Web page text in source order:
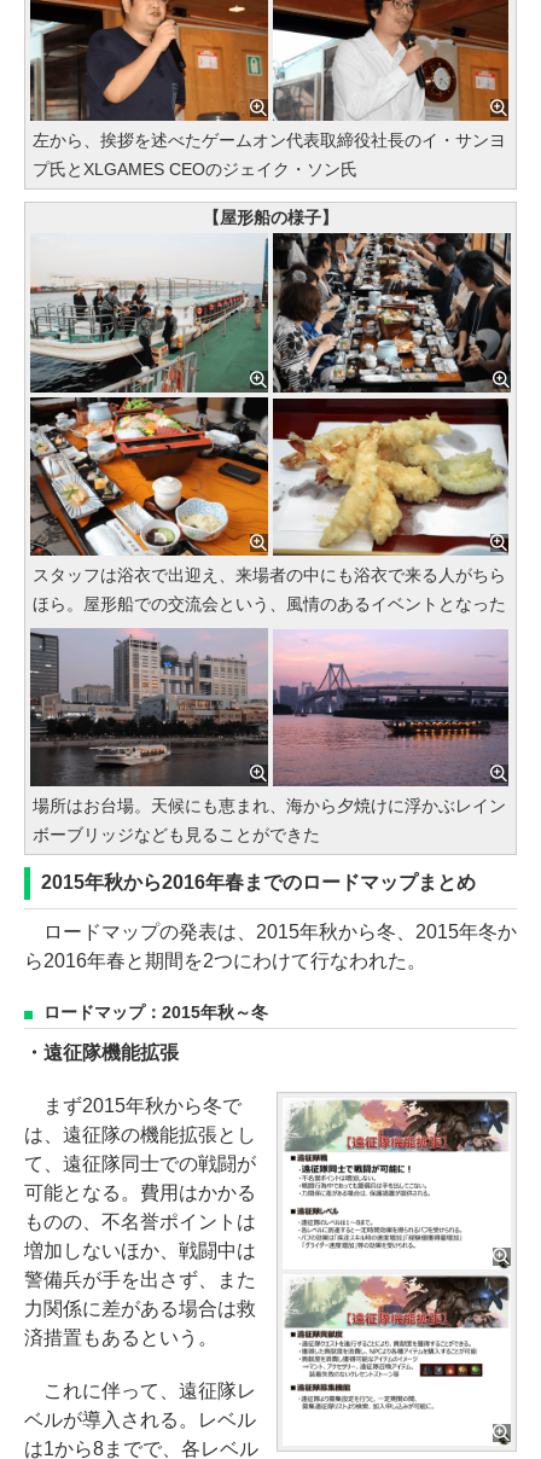
左から、挨拶を述べたゲームオン代表取締役社長のイ・サンヨ
プ氏とXLGAMES CEOのジェイク・ソン氏
【屋形船の様子】
スタッフは浴衣で出迎え、来場者の中にも浴衣で来る人がちら
ほら。屋形船での交流会という、風情のあるイベントとなった
場所はお台場。天候にも恵まれ、海から夕焼けに浮かぶレイン
ボーブリッジなども見ることができた
2015年秋から2016年春までのロードマップまとめ
ロードマップの発表は、2015年秋から冬、2015年冬か
ら2016年春と期間を2つにわけて行なわれた。
ロードマップ：2015年秋～冬
・遠征隊機能拡張
まず2015年秋から冬で
は、遠征隊の機能拡張とし
て、遠征隊同士での戦闘が
可能となる。費用はかかる
ものの、不名誉ポイントは
増加しないほか、戦闘中は
警備兵が手を出さず、また
力関係に差がある場合は救
済措置もあるという。
これに伴って、遠征隊レ
ベルが導入される。レベル
は1から8までで、各レベル